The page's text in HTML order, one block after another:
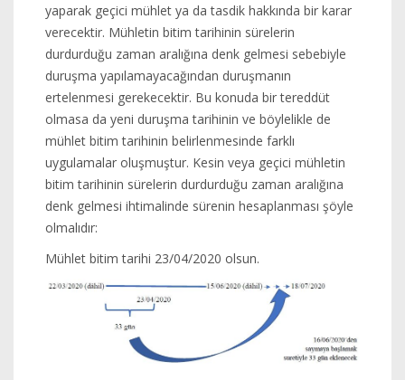
yaparak geçici mühlet ya da tasdik hakkında bir karar
verecektir. Mühletin bitim tarihinin sürelerin
durdurduğu zaman aralığına denk gelmesi sebebiyle
duruşma yapılamayacağından duruşmanın
ertelenmesi gerekecektir. Bu konuda bir tereddüt
olmasa da yeni duruşma tarihinin ve böylelikle de
mühlet bitim tarihinin belirlenmesinde farklı
uygulamalar oluşmuştur. Kesin veya geçici mühletin
bitim tarihinin sürelerin durdurduğu zaman aralığına
denk gelmesi ihtimalinde sürenin hesaplanması şöyle
olmalıdır:
Mühlet bitim tarihi 23/04/2020 olsun.